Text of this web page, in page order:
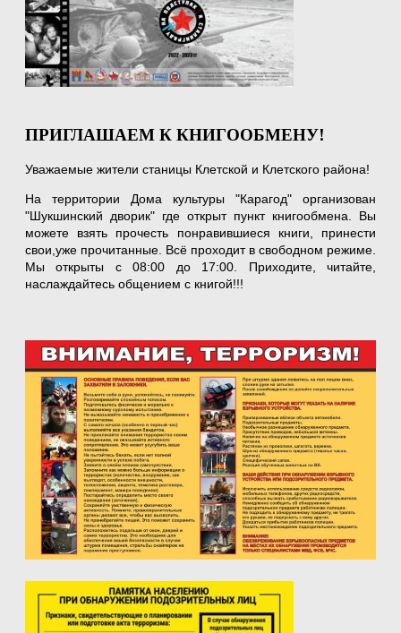
ПРИГЛАШАЕМ К КНИГООБМЕНУ!
Уважаемые жители станицы Клетской и Клетского района!
На территории Дома культуры "Карагод" организован
"Шукшинский дворик" где открыт пункт книгообмена. Вы
можете взять прочесть понравившиеся книги, принести
свои,уже прочитанные. Всё проходит в свободном режиме.
Мы открыты с 08:00 до 17:00. Приходите, читайте,
наслаждайтесь общением с книгой!!!